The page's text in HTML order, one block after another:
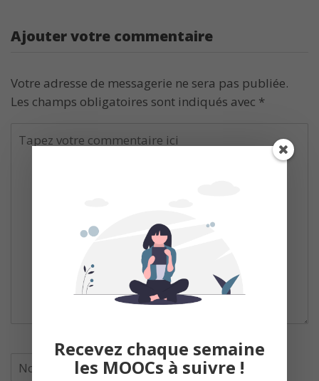
Ajouter votre commentaire
Votre adresse de messagerie ne sera pas publiée.
Les champs obligatoires sont indiqués avec *
Recevez chaque semaine
les MOOCs à suivre !